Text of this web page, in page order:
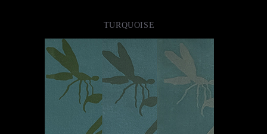
TURQUOISE